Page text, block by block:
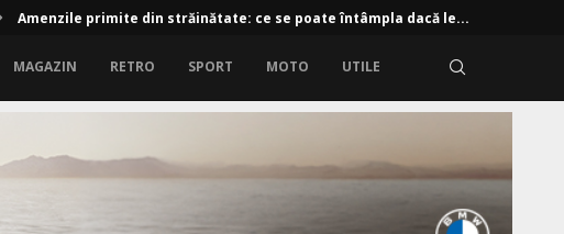
Amenzile primite din străinătate: ce se poate întâmpla dacă le...
MAGAZIN RETRO SPORT MOTO UTILE